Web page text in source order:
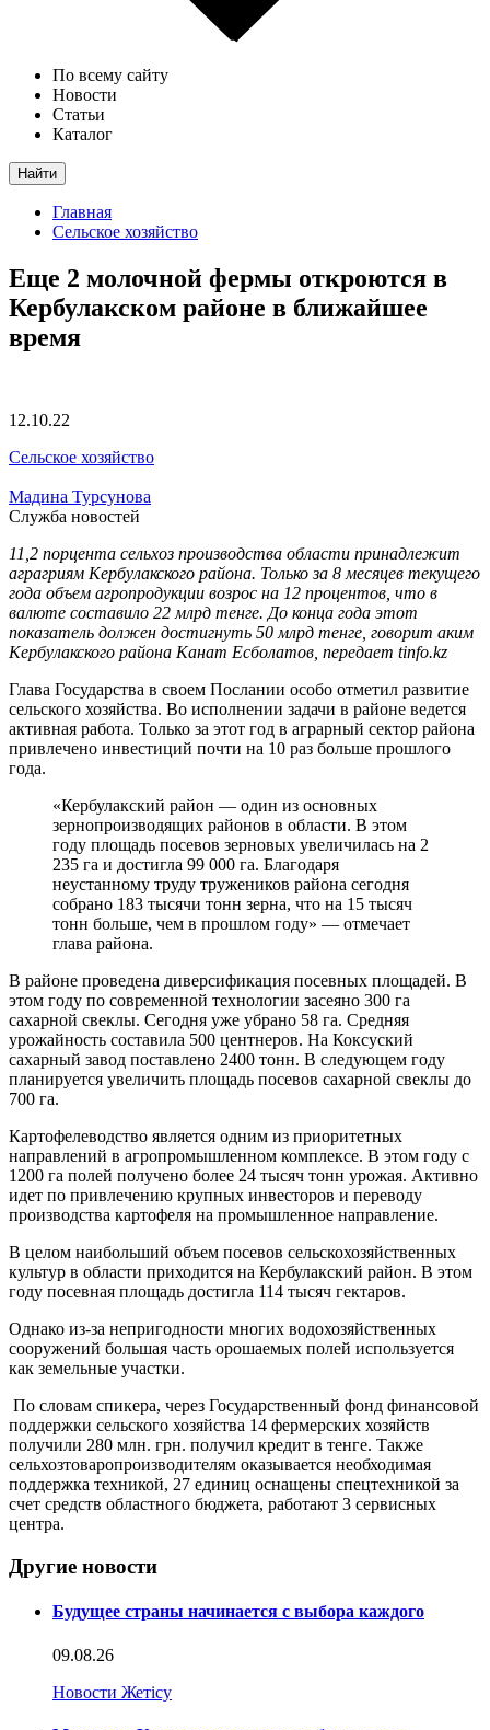
По всему сайту
Новости
Статьи
Каталог
Найти
Главная
Сельское хозяйство
Еще 2 молочной фермы откроются в
Кербулакском районе в ближайшее
время
12.10.22
Сельское хозяйство
Мадина Турсунова
Служба новостей
11,2 порцента сельхоз производства области принадлежит
аграгриям Кербулакского района. Только за 8 месяцев текущего
года объем агропродукции возрос на 12 процентов, что в
валюте составило 22 млрд тенге. До конца года этот
показатель должен достигнуть 50 млрд тенге, говорит аким
Кербулакского района Канат Есболатов, передает tinfo.kz
Глава Государства в своем Послании особо отметил развитие
сельского хозяйства. Во исполнении задачи в районе ведется
активная работа. Только за этот год в аграрный сектор района
привлечено инвестиций почти на 10 раз больше прошлого
года.
«Кербулакский район — один из основных
зернопроизводящих районов в области. В этом
году площадь посевов зерновых увеличилась на 2
235 га и достигла 99 000 га. Благодаря
неустанному труду тружеников района сегодня
собрано 183 тысячи тонн зерна, что на 15 тысяч
тонн больше, чем в прошлом году» — отмечает
глава района.
В районе проведена диверсификация посевных площадей. В
этом году по современной технологии засеяно 300 га
сахарной свеклы. Сегодня уже убрано 58 га. Средняя
урожайность составила 500 центнеров. На Коксуский
сахарный завод поставлено 2400 тонн. В следующем году
планируется увеличить площадь посевов сахарной свеклы до
700 га.
Картофелеводство является одним из приоритетных
направлений в агропромышленном комплексе. В этом году с
1200 га полей получено более 24 тысяч тонн урожая. Активно
идет по привлечению крупных инвесторов и переводу
производства картофеля на промышленное направление.
В целом наибольший объем посевов сельскохозяйственных
культур в области приходится на Кербулакский район. В этом
году посевная площадь достигла 114 тысяч гектаров.
Однако из-за непригодности многих водохозяйственных
сооружений большая часть орошаемых полей используется
как земельные участки.
По словам спикера, через Государственный фонд финансовой
поддержки сельского хозяйства 14 фермерских хозяйств
получили 280 млн. грн. получил кредит в тенге. Также
сельхозтоваропроизводителям оказывается необходимая
поддержка техникой, 27 единиц оснащены спецтехникой за
счет средств областного бюджета, работают 3 сервисных
центра.
Другие новости
Будущее страны начинается с выбора каждого
09.08.26
Новости Жетісу